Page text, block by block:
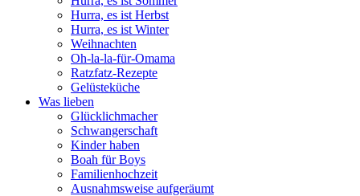
Hurra, es ist Herbst
Hurra, es ist Winter
Weihnachten
Oh-la-la-für-Omama
Ratzfatz-Rezepte
Gelüsteküche
Was lieben
Glücklichmacher
Schwangerschaft
Kinder haben
Boah für Boys
Familienhochzeit
Ausnahmsweise aufgeräumt